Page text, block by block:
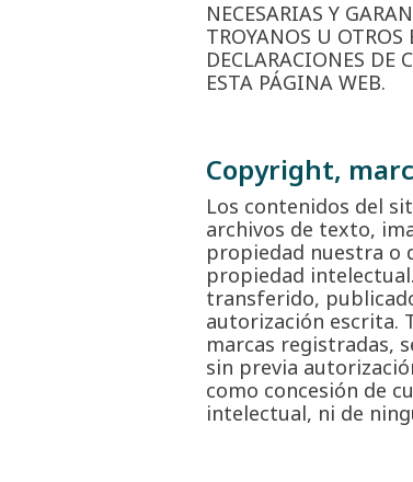
NECESARIAS Y
TROYANOS U
DECLARACIONES DE
ESTA PÁGINA WEB.
Copyright,
Los contenidos del
archivos de texto,
propiedad nuestra o
propiedad
transferido,
autorización escrita.
marcas registradas,
sin previa
como concesión de
intelectual, ni de